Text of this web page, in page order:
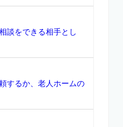
談をできる相手とし
するか、老人ホームの